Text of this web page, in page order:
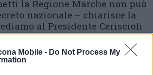
Mobile - Do Not Process My
la Regione Marche non può
nazionale – chiarisce la
al Presidente Ceriscioli
verso il governo per
questa proposta,
per generare opportunità di